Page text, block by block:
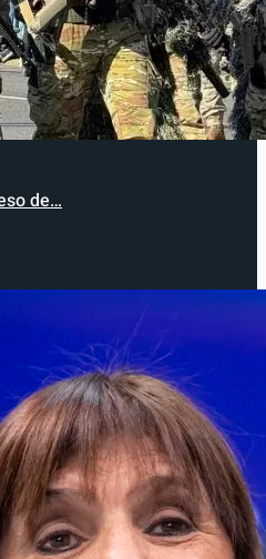
de…